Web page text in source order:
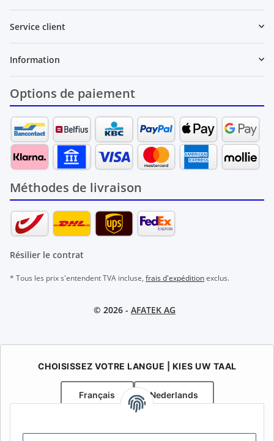
Service client
Information
Options de paiement
Méthodes de livraison
Résilier le contrat
* Tous les prix s'entendent TVA incluse, frais d'expéditionexclus.
© 2026 - AFATEK AG
CHOISISSEZ VOTRE LANGUE | KIES UW TAAL
Français Nederlands